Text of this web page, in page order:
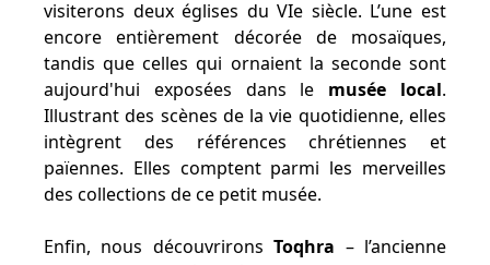
visiterons deux églises du VIe siècle. L’une est
encore entièrement décorée de mosaïques,
tandis que celles qui ornaient la seconde sont
aujourd'hui exposées dans le musée local.
Illustrant des scènes de la vie quotidienne, elles
intègrent des références chrétiennes et
païennes. Elles comptent parmi les merveilles
des collections de ce petit musée.
Enfin, nous découvrironsToqhra – l’ancienne